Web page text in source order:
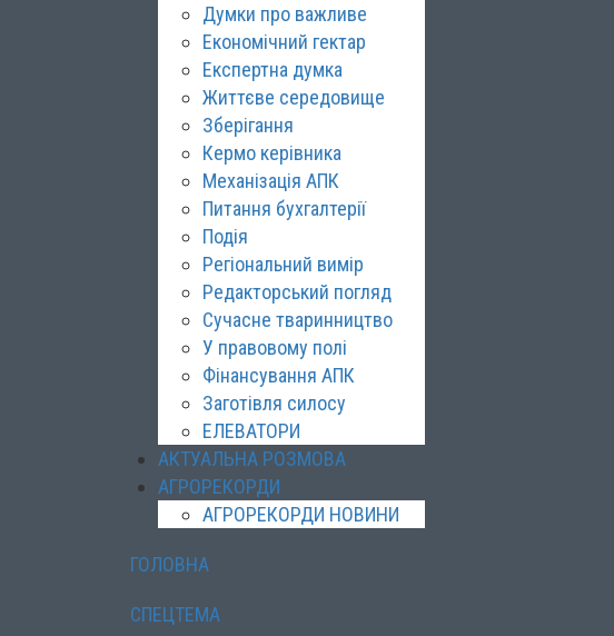
Думки про важливе
Економічний гектар
Експертна думка
Життєве середовище
Зберігання
Кермо керівника
Механізація АПК
Питання бухгалтерії
Подія
Регіональний вимір
Редакторський погляд
Сучасне тваринництво
У правовому полі
Фінансування АПК
Заготівля силосу
ЕЛЕВАТОРИ
АКТУАЛЬНА РОЗМОВА
АГРОРЕКОРДИ
АГРОРЕКОРДИ НОВИНИ
ГОЛОВНА
СПЕЦТЕМА